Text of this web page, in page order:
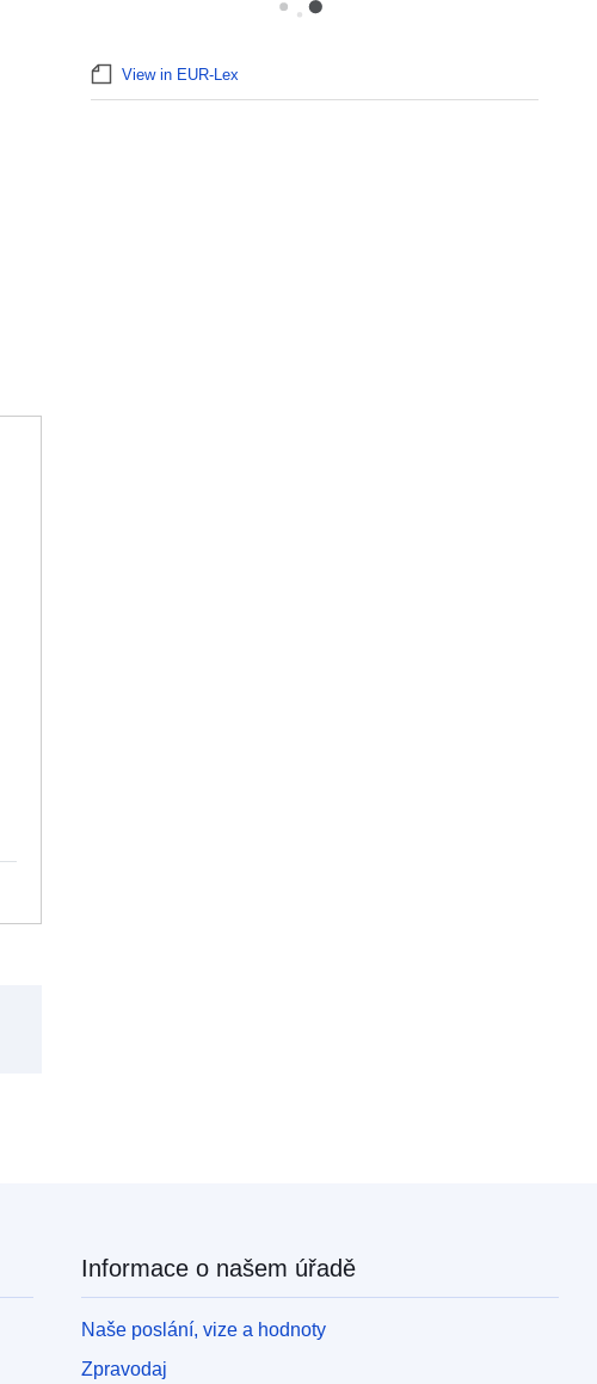
View in EUR-Lex
Informace o našem úřadě
Naše poslání, vize a hodnoty
Zpravodaj